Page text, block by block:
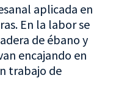
aplicada en
En la labor se
de ébano y
encajando en
trabajo de